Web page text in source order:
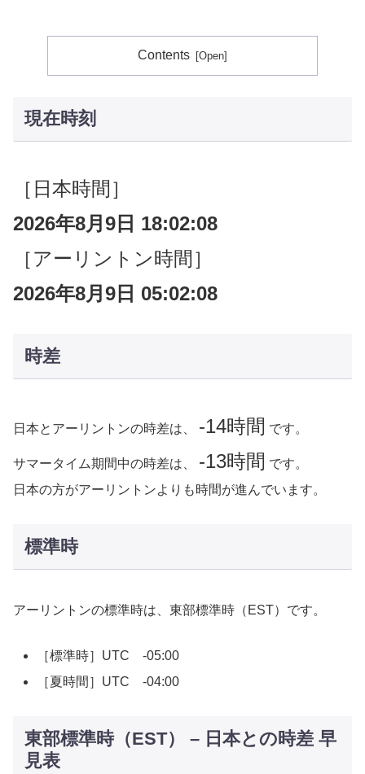
Contents
現在時刻
［日本時間］
2026年8月9日 18:02:08
［アーリントン時間］
2026年8月9日 05:02:08
時差
日本とアーリントンの時差は、 -14時間 です。
サマータイム期間中の時差は、 -13時間 です。
日本の方がアーリントンよりも時間が進んでいます。
標準時
アーリントンの標準時は、東部標準時（EST）です。
［標準時］UTC -05:00
［夏時間］UTC -04:00
東部標準時（EST） – 日本との時差 早
見表